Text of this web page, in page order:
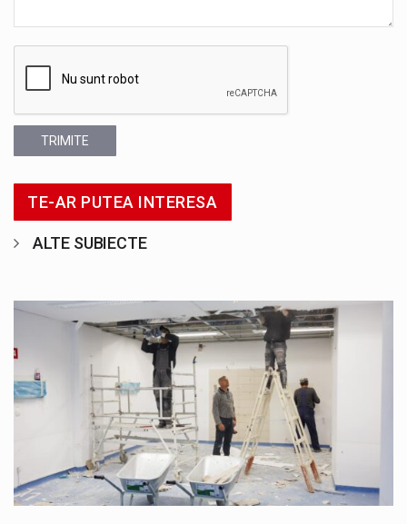
TRIMITE
TE-AR PUTEA INTERESA
ALTE SUBIECTE